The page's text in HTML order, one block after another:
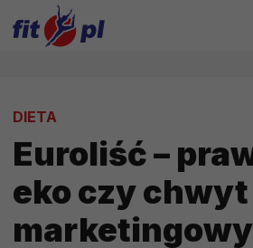
DIETA
Euroliść –
eko czy chwyt